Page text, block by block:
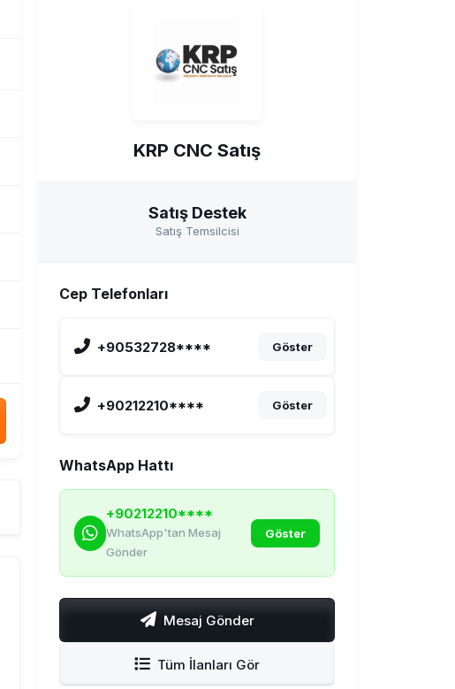
KRP CNC Satış
Satış Destek
Satış Temsilcisi
Cep Telefonları
+90532728**** Göster
+90212210**** Göster
WhatsApp Hattı
+90212210****
WhatsApp'tan Mesaj
Gönder
Göster
Mesaj Gönder
Tüm İlanları Gör